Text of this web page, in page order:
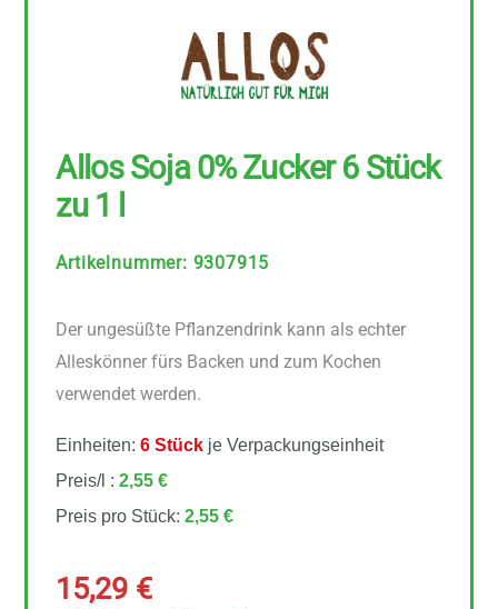
Allos Soja 0% Zucker 6 Stück
zu 1 l
Artikelnummer: 9307915
Der ungesüßte Pflanzendrink kann als echter
Alleskönner fürs Backen und zum Kochen
verwendet werden.
Einheiten:6 Stück je Verpackungseinheit
Preis/l :2,55 €
Preis pro Stück:2,55 €
15,29 €